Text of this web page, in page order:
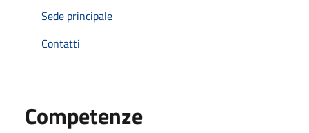
Sede principale
Contatti
Competenze